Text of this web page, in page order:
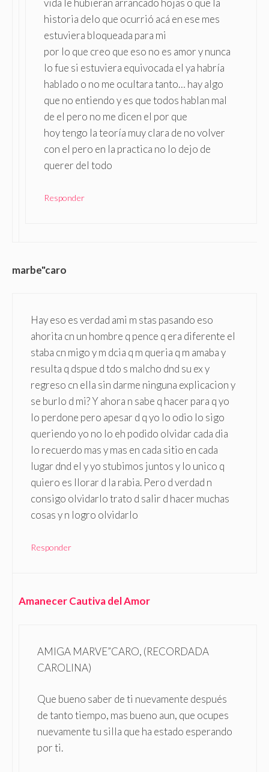
vida le hubieran arrancado hojas o que la
historia delo que ocurrió acá en ese mes
estuviera bloqueada para mi
por lo que creo que eso no es amor y nunca
lo fue si estuviera equivocada el ya habría
hablado o no me ocultara tanto… hay algo
que no entiendo y es que todos hablan mal
de el pero no me dicen el por que
hoy tengo la teoría muy clara de no volver
con el pero en la practica no lo dejo de
querer del todo
Responder
marbe"caro
Hay eso es verdad ami m stas pasando eso
ahorita cn un hombre q pence q era diferente el
staba cn migo y m dcia q m queria q m amaba y
resulta q dspue d tdo s malcho dnd su ex y
regreso cn ella sin darme ninguna explicacion y
se burlo d mi? Y ahora n sabe q hacer para q yo
lo perdone pero apesar d q yo lo odio lo sigo
queriendo yo no lo eh podido olvidar cada dia
lo recuerdo mas y mas en cada sitio en cada
lugar dnd el y yo stubimos juntos y lo unico q
quiero es llorar d la rabia. Pero d verdad n
consigo olvidarlo trato d salir d hacer muchas
cosas y n logro olvidarlo
Responder
Amanecer Cautiva del Amor
AMIGA MARVE”CARO, (RECORDADA
CAROLINA)
Que bueno saber de ti nuevamente después
de tanto tiempo, mas bueno aun, que ocupes
nuevamente tu silla que ha estado esperando
por ti.